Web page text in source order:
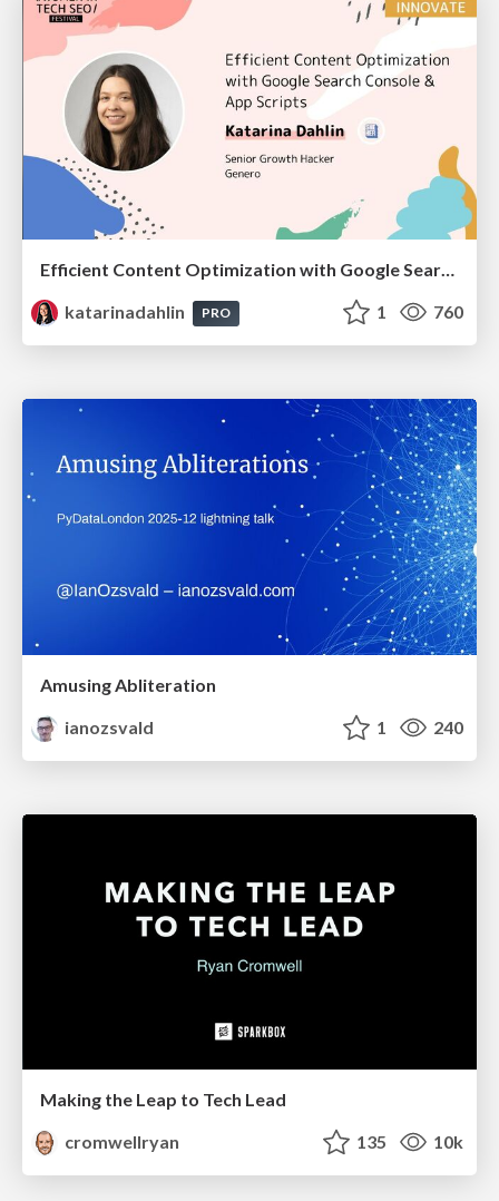
Efficient Content Optimization with Google Search Console & Apps Script
katarinadahlin
PRO 1 760
Amusing Abliteration
ianozsvald
1 240
Making the Leap to Tech Lead
cromwellryan
135 10k